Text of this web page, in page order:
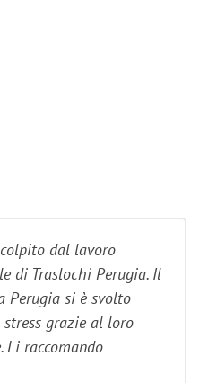
dal lavoro
di Traslochi Perugia. Il
Perugia si è svolto
grazie al loro
Li raccomando